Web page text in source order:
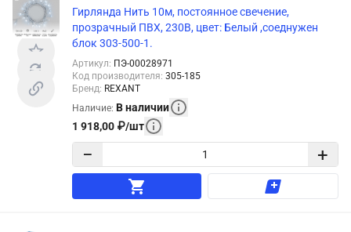
Гирлянда Нить 10м, постоянное свечение,
прозрачный ПВХ, 230В, цвет: Белый ,соеднужен
блок 303-500-1.
Артикул: ПЭ-00028971
Код производителя: 305-185
Бренд: REXANT
Наличие: В наличии
1 918,00 ₽/шт
− +